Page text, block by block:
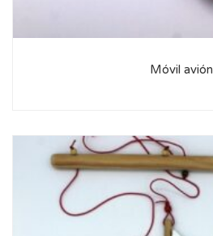
Móvil avión